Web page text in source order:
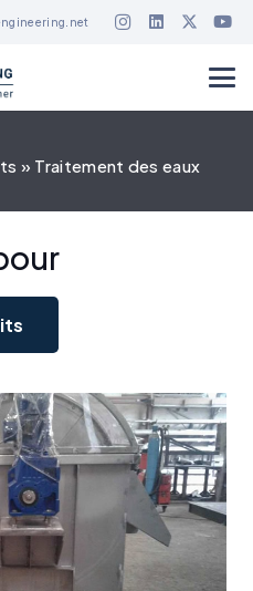
» Traitement des eaux